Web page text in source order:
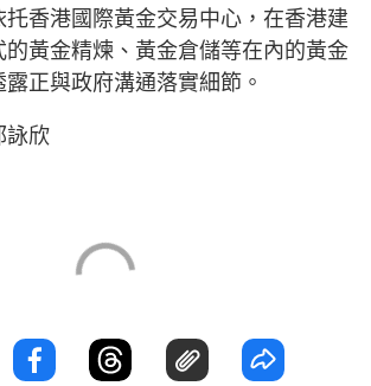
托香港國際黃金交易中心，在香港建
的黃金精煉、黃金倉儲等在內的黃金
正與政府溝通落實細節。
詠欣